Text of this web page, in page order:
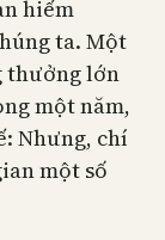
hiếm
ta. Một
thưởng lớn
một năm,
Nhưng, chí
một số